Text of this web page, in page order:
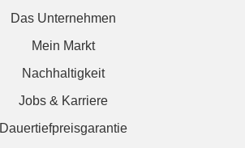
Das Unternehmen
Mein Markt
Nachhaltigkeit
Jobs & Karriere
Dauertiefpreisgarantie